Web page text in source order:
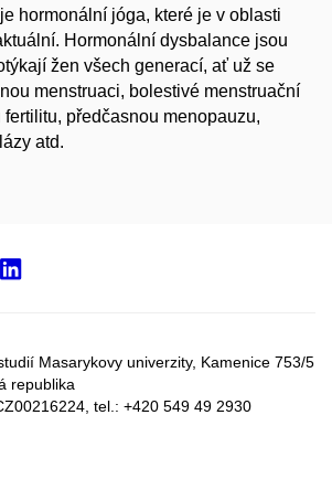
hormonální jóga, které je v oblasti
Hormonální dysbalance jsou
žen všech generací, ať už se
menstruaci, bolestivé menstruační
předčasnou menopauzu,
atd.
Masarykovy univerzity, Kamenice 753/5​
republika
tel.: +420 549 49 2930